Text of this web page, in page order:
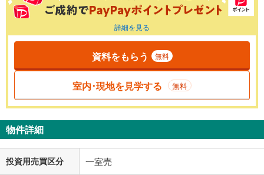
詳細を見る
資料をもらう 無料
室内･現地を見学する 無料
物件詳細
投資用売買区分 一室売